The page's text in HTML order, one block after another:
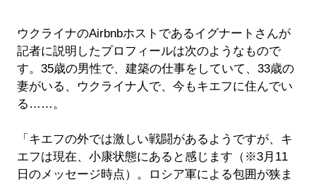
ウクライナのAirbnbホストであるイグナートさんが
記者に説明したプロフィールは次のようなもので
す。35歳の男性で、建築の仕事をしていて、33歳の
妻がいる、ウクライナ人で、今もキエフに住んでい
る……。
「キエフの外では激しい戦闘があるようですが、キ
エフは現在、小康状態にあると感じます（※3月11
日のメッセージ時点）。ロシア軍による包囲が狭ま